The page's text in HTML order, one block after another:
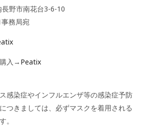
市南花台3-6-10
務局宛
入→ Peatix
染症やインフルエンザ等の感染症予防
つきましては、必ずマスクを着用される
。